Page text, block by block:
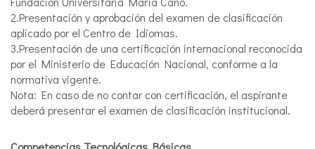
2.Presentación y aprobación del examen de clasificación
aplicado por el Centro de Idiomas.
3.Presentación de una certificación internacional reconocida
por el Ministerio de Educación Nacional, conforme a la
normativa vigente.
Nota: En caso de no contar con certificación, el aspirante
deberá presentar el examen de clasificación institucional.